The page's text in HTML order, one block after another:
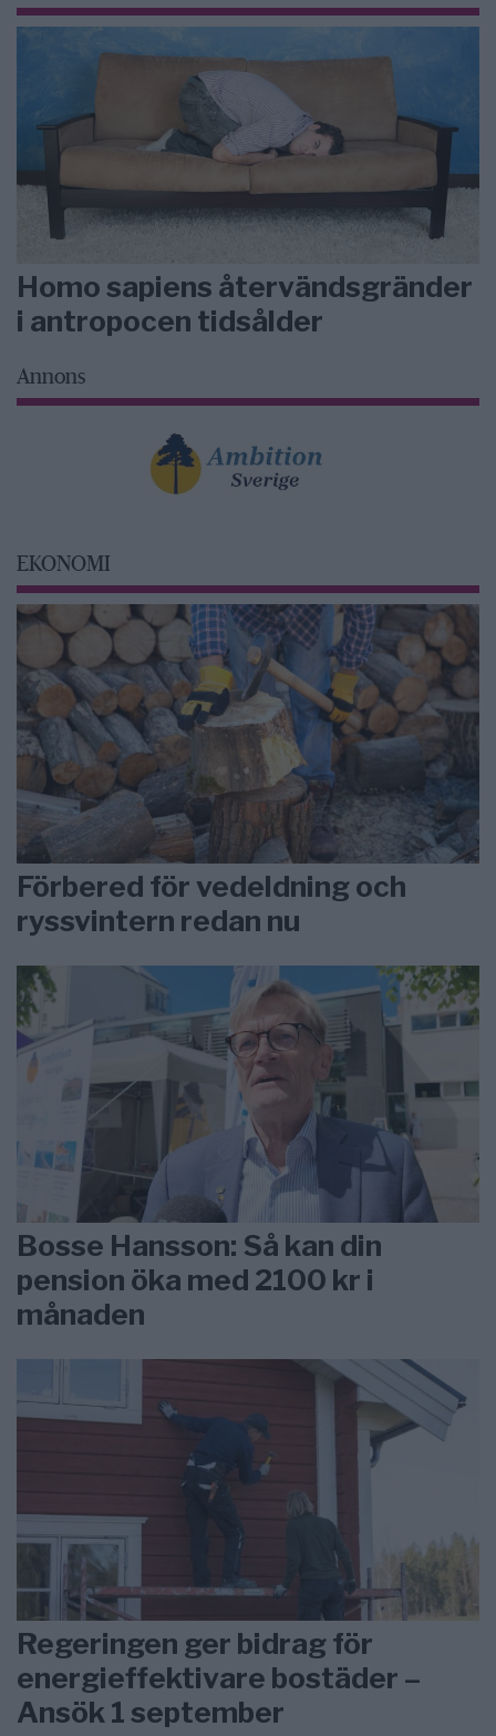
Homo sapiens återvändsgränder
i antropocen tidsålder
Annons
EKONOMI
Förbered för vedeldning och
ryssvintern redan nu
Bosse Hansson: Så kan din
pension öka med 2100 kr i
månaden
Regeringen ger bidrag för
energieffektivare bostäder –
Ansök 1 september